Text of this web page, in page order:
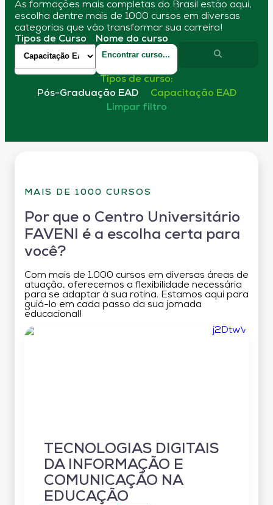
As formações mais completas do Brasil estão aqui,
escolha dentre mais de 1000 cursos em diversas
categorias que vão transformar sua carreira!
Tipos de Curso
Nome do curso
Tipos de curso:
Pós-Graduação EAD
Capacitação EAD
Limpar filtro
MAIS DE 1000 CURSOS
Por que o Centro Universitário
FAVENI é a escolha certa para
você?
Com mais de 1.000 cursos em diversas áreas de
atuação, oferecemos a flexibilidade necessária
para se adaptar à sua rotina. Estamos aqui para
guiá-lo em cada passo da sua jornada
educacional!
TECNOLOGIAS DIGITAIS
DA INFORMAÇÃO E
COMUNICAÇÃO NA
EDUCAÇÃO